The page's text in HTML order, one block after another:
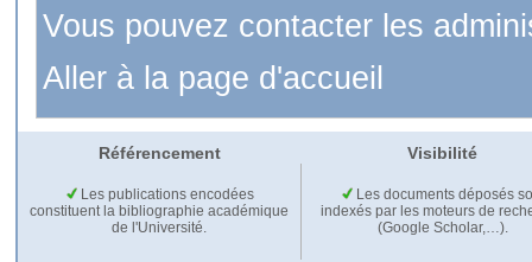
Vous pouvez contacter les
Aller à la page d'accueil
Référencement Visibilité
Les publications encodées
constituent la bibliographie académique
de l'Université.
Les documents déposés
indexés par les moteurs de
(Google Scholar,…).